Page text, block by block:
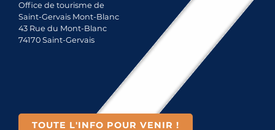
Office de tourisme de
Saint-Gervais Mont-Blanc
43 Rue du Mont-Blanc
74170 Saint-Gervais
TOUTE L'INFO POUR VENIR !